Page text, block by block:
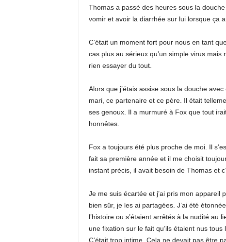
Thomas a passé des heures sous la
vomir et avoir la diarrhée sur lui lorsque ça
C’était un moment fort pour nous en tant
cas plus au sérieux qu’un simple virus
rien essayer du tout.
Alors que j’étais assise sous la douche
mari, ce partenaire et ce père. Il était
ses genoux. Il a murmuré à Fox que tout
honnêtes.
Fox a toujours été plus proche de moi. Il
fait sa première année et il me choisit
instant précis, il avait besoin de Thomas et
Je me suis écartée et j’ai pris mon appareil
bien sûr, je les ai partagées. J’ai été
l’histoire ou s’étaient arrêtés à la nudité au
une fixation sur le fait qu’ils étaient nus
C’était trop intime. Cela ne devait pas être